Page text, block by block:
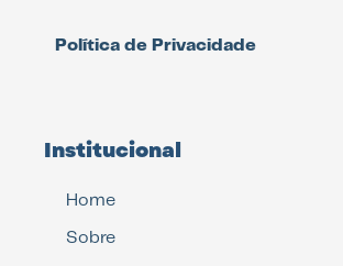
Política de Privacidade
Institucional
Home
Sobre